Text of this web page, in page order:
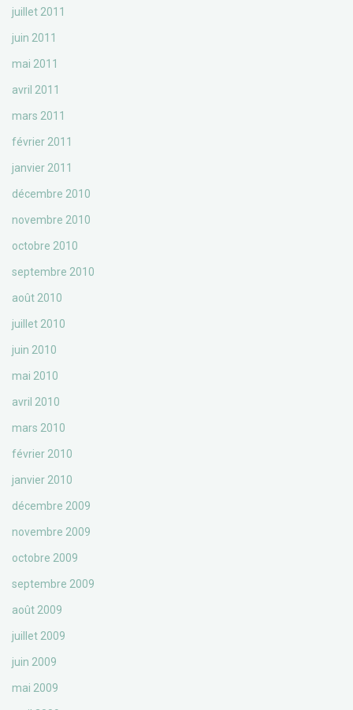
juillet 2011
juin 2011
mai 2011
avril 2011
mars 2011
février 2011
janvier 2011
décembre 2010
novembre 2010
octobre 2010
septembre 2010
août 2010
juillet 2010
juin 2010
mai 2010
avril 2010
mars 2010
février 2010
janvier 2010
décembre 2009
novembre 2009
octobre 2009
septembre 2009
août 2009
juillet 2009
juin 2009
mai 2009